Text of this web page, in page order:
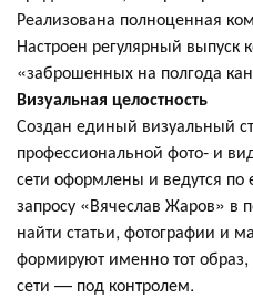
Реализована полноценная
Настроен регулярный
«заброшенных на полгода
Визуальная целостность
Создан единый визуальный
профессиональной фото- и
сети оформлены и ведутся по
запросу «Вячеслав Жаров» в
найти статьи, фотографии и
формируют именно тот
сети — под контролем.